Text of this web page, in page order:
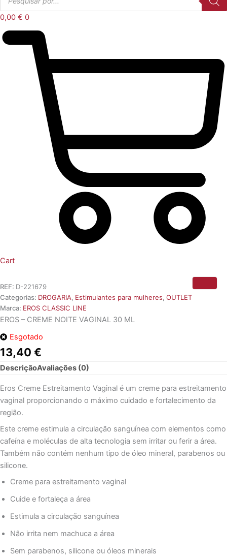
search
0,00 € 0
Cart
REF: D-221679
Categorias: DROGARIA, Estimulantes para mulheres, OUTLET
Marca: EROS CLASSIC LINE
EROS – CREME NOITE VAGINAL 30 ML
Esgotado
13,40 €
DescriçãoAvaliações (0)
Eros Creme Estreitamento Vaginal é um creme para estreitamento
vaginal proporcionando o máximo cuidado e fortalecimento da
região.
Este creme estimula a circulação sanguínea com elementos como
cafeína e moléculas de alta tecnologia sem irritar ou ferir a área.
Também não contém nenhum tipo de óleo mineral, parabenos ou
silicone.
Creme para estreitamento vaginal
Cuide e fortaleça a área
Estimula a circulação sanguínea
Não irrita nem machuca a área
Sem parabenos, silicone ou óleos minerais